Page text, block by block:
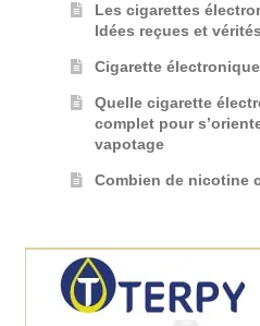
Les cigarettes
Idées reçues et
Cigarette
Quelle cigarette
complet pour
vapotage
Combien de nicotine